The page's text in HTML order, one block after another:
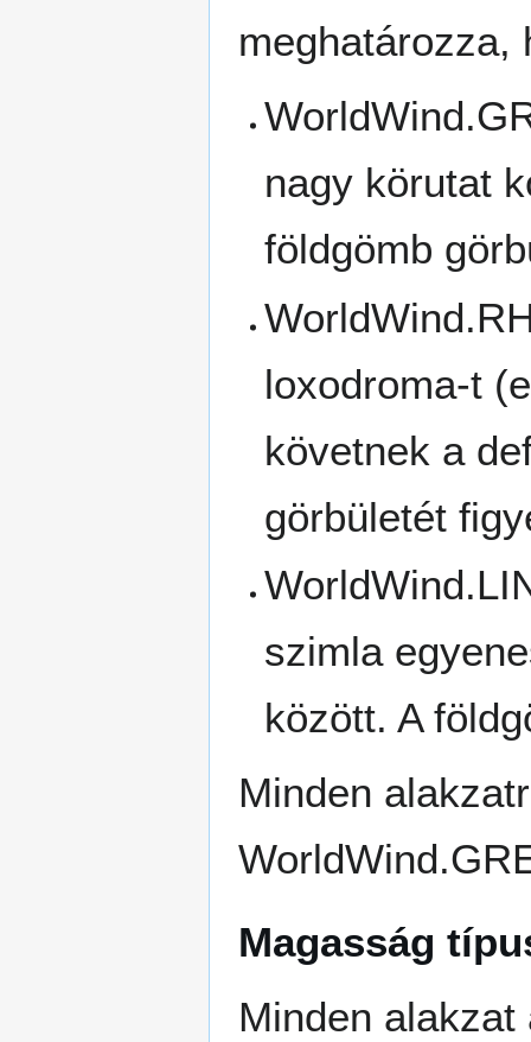
meghatározza,
nagy körutat
földgömb
loxodroma-t
követnek a
görbületét
szimla
között. A
Minden
Magasság
Minden